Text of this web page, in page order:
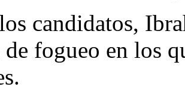
candidatos,
de fogueo en los